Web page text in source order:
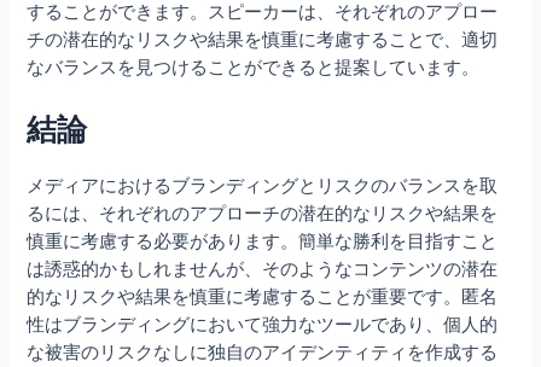
することができます。スピーカーは、それぞれのアプロー
チの潜在的なリスクや結果を慎重に考慮することで、適切
なバランスを見つけることができると提案しています。
結論
メディアにおけるブランディングとリスクのバランスを取
るには、それぞれのアプローチの潜在的なリスクや結果を
慎重に考慮する必要があります。簡単な勝利を目指すこと
は誘惑的かもしれませんが、そのようなコンテンツの潜在
的なリスクや結果を慎重に考慮することが重要です。匿名
性はブランディングにおいて強力なツールであり、個人的
な被害のリスクなしに独自のアイデンティティを作成する